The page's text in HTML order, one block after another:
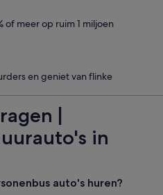
of meer op ruim 1 miljoen
en geniet van flinke
|
in
auto's huren?